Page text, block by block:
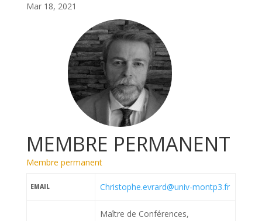
Mar 18, 2021
MEMBRE PERMANENT
Membre permanent
EMAIL Christophe.evrard@univ-montp3.fr
Maître de Conférences,